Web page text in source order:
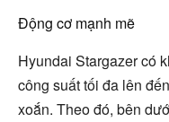
Động cơ mạnh mẽ
Hyundai Stargazer có
công suất tối đa lên
xoắn. Theo đó, bên